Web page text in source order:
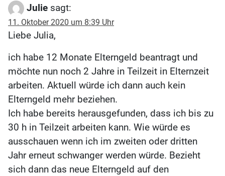
Julie sagt:
11. Oktober 2020 um 8:39 Uhr
Liebe Julia,
ich habe 12 Monate Elterngeld beantragt und
möchte nun noch 2 Jahre in Teilzeit in Elternzeit
arbeiten. Aktuell würde ich dann auch kein
Elterngeld mehr beziehen.
Ich habe bereits herausgefunden, dass ich bis zu
30 h in Teilzeit arbeiten kann. Wie würde es
ausschauen wenn ich im zweiten oder dritten
Jahr erneut schwanger werden würde. Bezieht
sich dann das neue Elterngeld auf den